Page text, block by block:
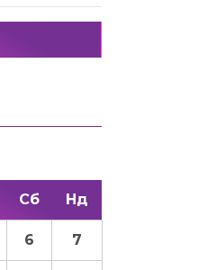
Сб Нд
6 7